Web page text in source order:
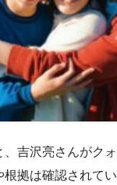
吉沢亮さんがク
根拠は確認されて